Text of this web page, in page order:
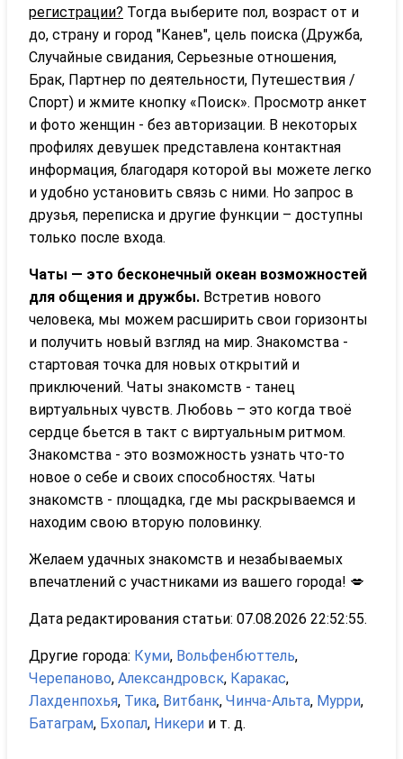
регистрации? Тогда выберите пол, возраст от и
до, страну и город "Канев", цель поиска (Дружба,
Случайные свидания, Серьезные отношения,
Брак, Партнер по деятельности, Путешествия /
Спорт) и жмите кнопку «Поиск». Просмотр анкет
и фото женщин - без авторизации. В некоторых
профилях девушек представлена контактная
информация, благодаря которой вы можете легко
и удобно установить связь с ними. Но запрос в
друзья, переписка и другие функции – доступны
только после входа.
Чаты — это бесконечный океан возможностей
для общения и дружбы. Встретив нового
человека, мы можем расширить свои горизонты
и получить новый взгляд на мир. Знакомства -
стартовая точка для новых открытий и
приключений. Чаты знакомств - танец
виртуальных чувств. Любовь – это когда твоё
сердце бьется в такт с виртуальным ритмом.
Знакомства - это возможность узнать что-то
новое о себе и своих способностях. Чаты
знакомств - площадка, где мы раскрываемся и
находим свою вторую половинку.
Желаем удачных знакомств и незабываемых
впечатлений с участниками из вашего города! 💋
Дата редактирования статьи: 07.08.2026 22:52:55.
Другие города: Куми, Вольфенбюттель,
Черепаново, Александровск, Каракас,
Лахденпохья, Тика, Витбанк, Чинча-Альта, Мурри,
Батаграм, Бхопал, Никери и т. д.